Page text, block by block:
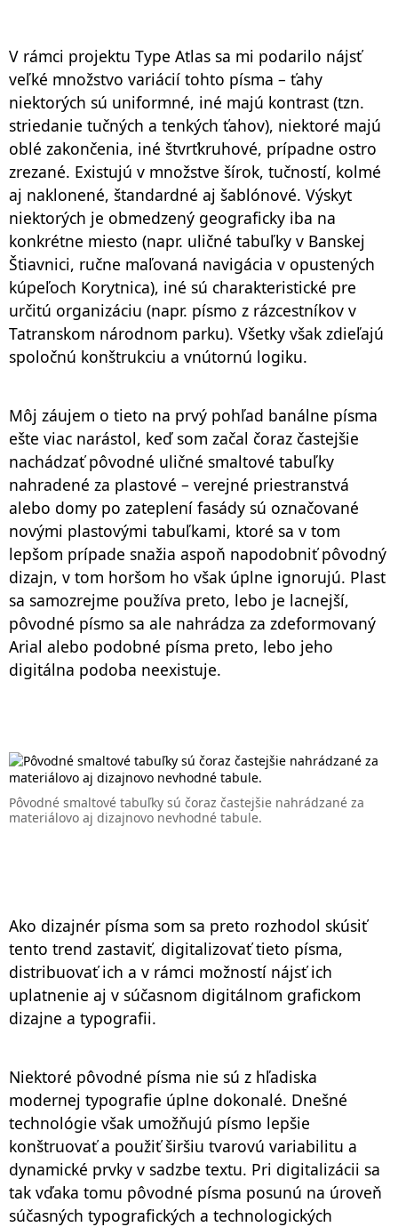
V rámci projektu Type Atlas sa mi podarilo nájsť
veľké množstvo variácií tohto písma – ťahy
niektorých sú uniformné, iné majú kontrast (tzn.
striedanie tučných a tenkých ťahov), niektoré majú
oblé zakončenia, iné štvrťkruhové, prípadne ostro
zrezané. Existujú v množstve šírok, tučností, kolmé
aj naklonené, štandardné aj šablónové. Výskyt
niektorých je obmedzený geograficky iba na
konkrétne miesto (napr. uličné tabuľky v Banskej
Štiavnici, ručne maľovaná navigácia v opustených
kúpeľoch Korytnica), iné sú charakteristické pre
určitú organizáciu (napr. písmo z rázcestníkov v
Tatranskom národnom parku). Všetky však zdieľajú
spoločnú konštrukciu a vnútornú logiku.
Môj záujem o tieto na prvý pohľad banálne písma
ešte viac narástol, keď som začal čoraz častejšie
nachádzať pôvodné uličné smaltové tabuľky
nahradené za plastové – verejné priestranstvá
alebo domy po zateplení fasády sú označované
novými plastovými tabuľkami, ktoré sa v tom
lepšom prípade snažia aspoň napodobniť pôvodný
dizajn, v tom horšom ho však úplne ignorujú. Plast
sa samozrejme používa preto, lebo je lacnejší,
pôvodné písmo sa ale nahrádza za zdeformovaný
Arial alebo podobné písma preto, lebo jeho
digitálna podoba neexistuje.
Pôvodné smaltové tabuľky sú čoraz častejšie nahrádzané za
materiálovo aj dizajnovo nevhodné tabule.
Ako dizajnér písma som sa preto rozhodol skúsiť
tento trend zastaviť, digitalizovať tieto písma,
distribuovať ich a v rámci možností nájsť ich
uplatnenie aj v súčasnom digitálnom grafickom
dizajne a typografii.
Niektoré pôvodné písma nie sú z hľadiska
modernej typografie úplne dokonalé. Dnešné
technológie však umožňujú písmo lepšie
konštruovať a použiť širšiu tvarovú variabilitu a
dynamické prvky v sadzbe textu. Pri digitalizácii sa
tak vďaka tomu pôvodné písma posunú na úroveň
súčasných typografických a technologických